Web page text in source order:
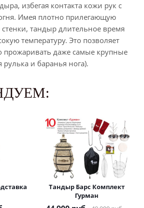
избегая контакта кожи рук с
Имея плотно прилегающую
тандыр длительное время
температуру. Это позволяет
прожаривать даже самые крупные
рулька и баранья нога).
Тандыр Барс Комплект
Гурман